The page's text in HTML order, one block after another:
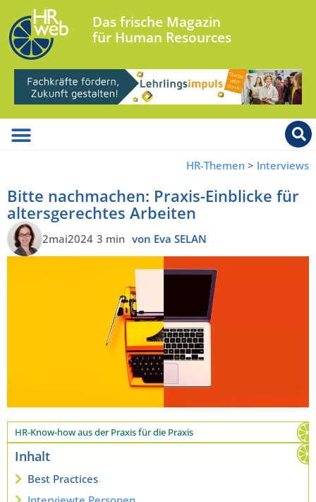
Das frische Magazin
für Human Resources
HR-Themen > Interviews
Bitte nachmachen: Praxis-Einblicke für
altersgerechtes Arbeiten
2mai2024 3 min von Eva SELAN
HR-Know-how aus der Praxis für die Praxis
Inhalt
Best Practices